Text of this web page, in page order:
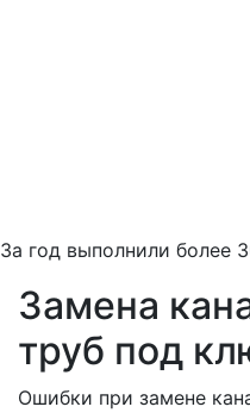
За год выполнили более
Замена
труб под
Ошибки при замене